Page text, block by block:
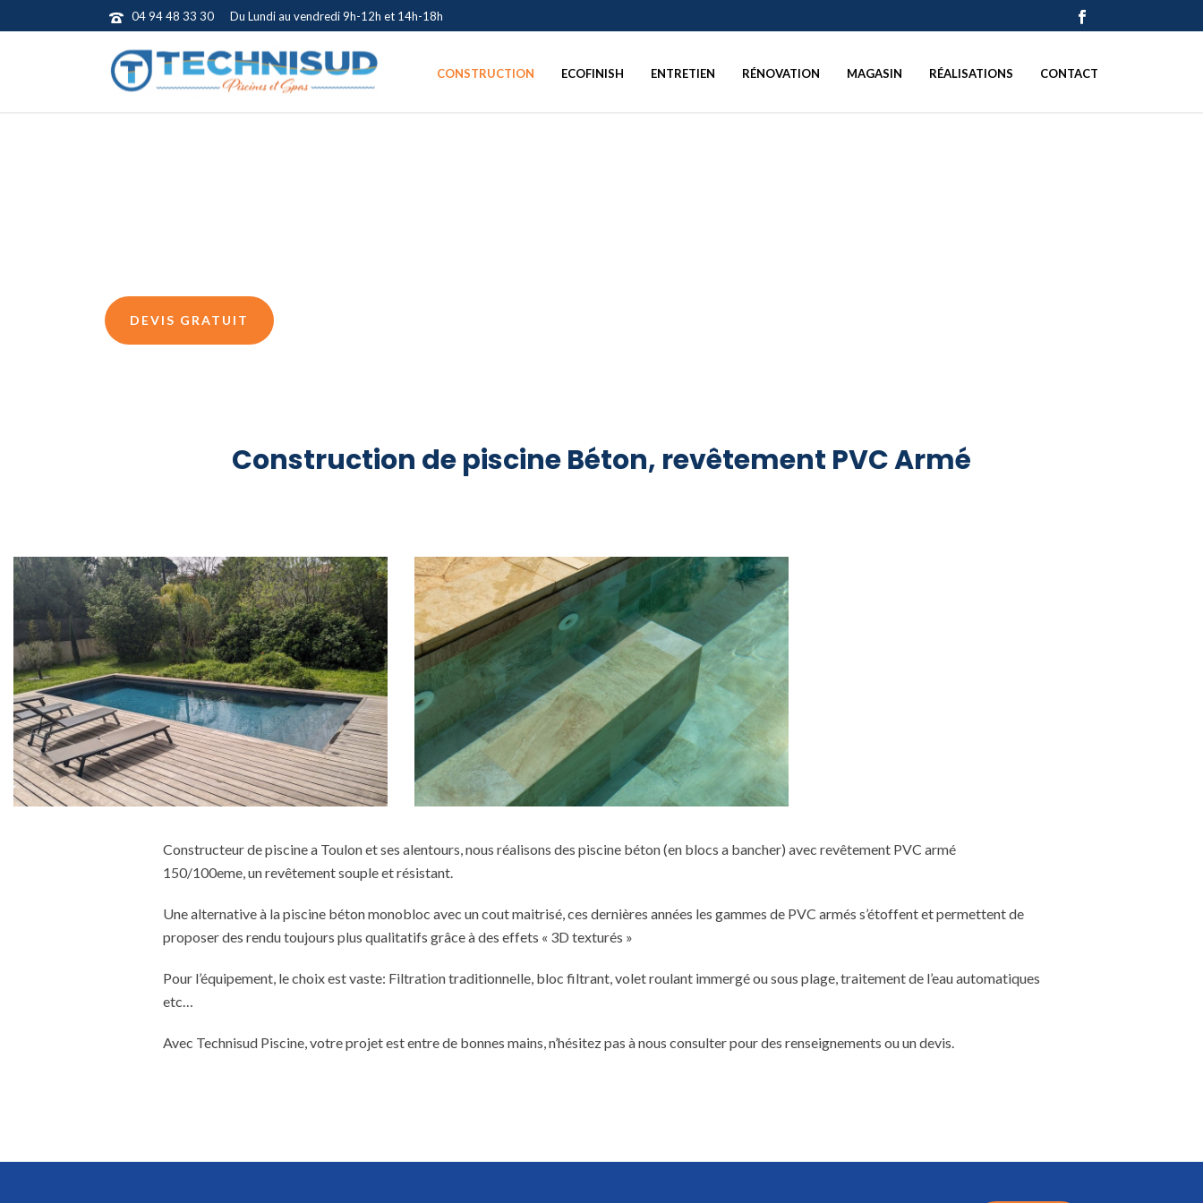
04 94 48 33 30 Du Lundi au vendredi 9h-12h et 14h-18h
CONSTRUCTION ECOFINISH ENTRETIEN RÉNOVATION MAGASIN RÉALISATIONS CONTACT
DEVIS GRATUIT
Construction de piscine Béton, revêtement PVC Armé
Constructeur de piscine a Toulon et ses alentours, nous réalisons des piscine béton (en blocs a bancher) avec revêtement PVC armé
150/100eme, un revêtement souple et résistant.
Une alternative à la piscine béton monobloc avec un cout maitrisé, ces dernières années les gammes de PVC armés s’étoffent et permettent de
proposer des rendu toujours plus qualitatifs grâce à des effets « 3D texturés »
Pour l’équipement, le choix est vaste: Filtration traditionnelle, bloc filtrant, volet roulant immergé ou sous plage, traitement de l’eau automatiques
etc…
Avec Technisud Piscine, votre projet est entre de bonnes mains, n’hésitez pas à nous consulter pour des renseignements ou un devis.